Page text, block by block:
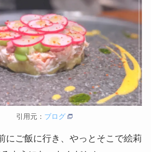
引用元： ブログ
にご飯に行き、やっとそこで絵莉